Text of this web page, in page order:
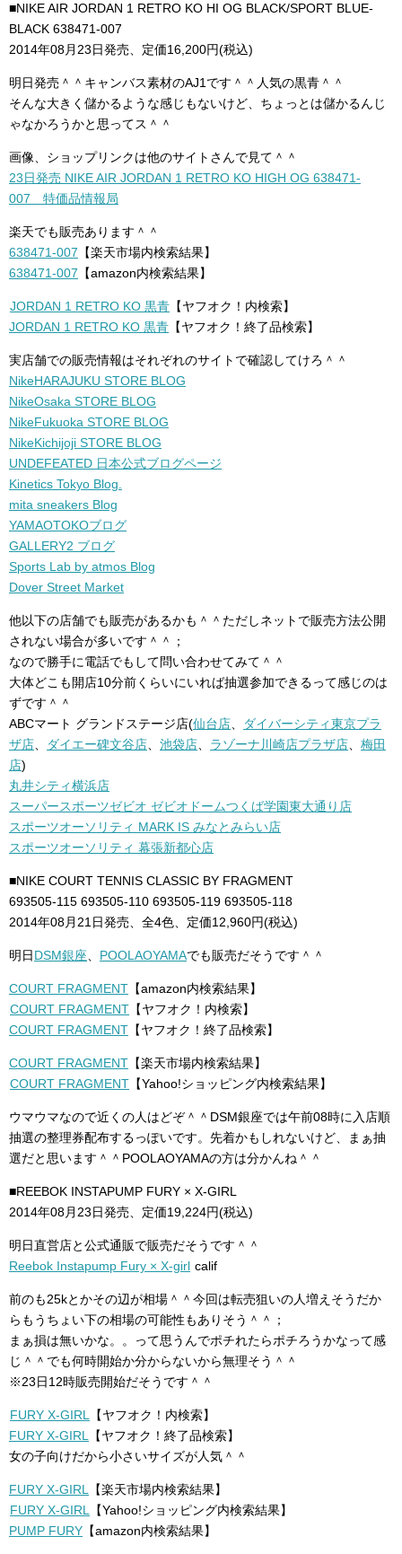
■NIKE AIR JORDAN 1 RETRO KO HI OG BLACK/SPORT BLUE-
BLACK 638471-007
2014年08月23日発売、定価16,200円(税込)
明日発売＾＾キャンバス素材のAJ1です＾＾人気の黒青＾＾
そんな大きく儲かるような感じもないけど、ちょっとは儲かるんじ
ゃなかろうかと思ってス＾＾
画像、ショップリンクは他のサイトさんで見て＾＾
23日発売 NIKE AIR JORDAN 1 RETRO KO HIGH OG 638471-
007 特価品情報局
楽天でも販売あります＾＾
638471-007 【楽天市場内検索結果】
638471-007 【amazon内検索結果】
JORDAN 1 RETRO KO 黒青 【ヤフオク！内検索】
JORDAN 1 RETRO KO 黒青 【ヤフオク！終了品検索】
実店舗での販売情報はそれぞれのサイトで確認してけろ＾＾
NikeHARAJUKU STORE BLOG
NikeOsaka STORE BLOG
NikeFukuoka STORE BLOG
NikeKichijoji STORE BLOG
UNDEFEATED 日本公式ブログページ
Kinetics Tokyo Blog.
mita sneakers Blog
YAMAOTOKOブログ
GALLERY2 ブログ
Sports Lab by atmos Blog
Dover Street Market
他以下の店舗でも販売があるかも＾＾ただしネットで販売方法公開
されない場合が多いです＾＾；
なので勝手に電話でもして問い合わせてみて＾＾
大体どこも開店10分前くらいにいれば抽選参加できるって感じのは
ずです＾＾
ABCマート グランドステージ店(仙台店
ダイバーシティ東京プラ
ザ店
ダイエー碑文谷店 池袋店 ラゾーナ川崎店プラザ店
梅田
店)
丸井シティ横浜店
スーパースポーツゼビオ ゼビオドームつくば学園東大通り店
スポーツオーソリティ MARK IS みなとみらい店
スポーツオーソリティ 幕張新都心店
■NIKE COURT TENNIS CLASSIC BY FRAGMENT
693505-115 693505-110 693505-119 693505-118
2014年08月21日発売、全4色、定価12,960円(税込)
明日DSM銀座 POOLAOYAMAでも販売だそうです＾＾
COURT FRAGMENT 【amazon内検索結果】
COURT FRAGMENT 【ヤフオク！内検索】
COURT FRAGMENT 【ヤフオク！終了品検索】
COURT FRAGMENT 【楽天市場内検索結果】
COURT FRAGMENT 【Yahoo!ショッピング内検索結果】
ウマウマなので近くの人はどぞ＾＾DSM銀座では午前08時に入店順
抽選の整理券配布するっぽいです。先着かもしれないけど、まぁ抽
選だと思います＾＾POOLAOYAMAの方は分かんね＾＾
■REEBOK INSTAPUMP FURY × X-GIRL
2014年08月23日発売、定価19,224円(税込)
明日直営店と公式通販で販売だそうです＾＾
Reebok Instapump Fury × X-girl calif
前のも25kとかその辺が相場＾＾今回は転売狙いの人増えそうだか
らもうちょい下の相場の可能性もありそう＾＾；
まぁ損は無いかな。。って思うんでポチれたらポチろうかなって感
じ＾＾でも何時開始か分からないから無理そう＾＾
※23日12時販売開始だそうです＾＾
FURY X-GIRL
【ヤフオク！内検索】
FURY X-GIRL
【ヤフオク！終了品検索】
女の子向けだから小さいサイズが人気＾＾
FURY X-GIRL
【楽天市場内検索結果】
FURY X-GIRL
【Yahoo!ショッピング内検索結果】
PUMP FURY 【amazon内検索結果】